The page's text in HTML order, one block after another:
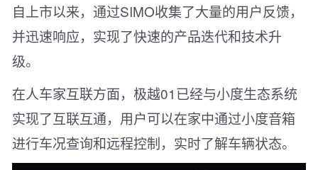
自上市以来，通过SIMO收集了大量的用户反馈，
并迅速响应，实现了快速的产品迭代和技术升
级。
在人车家互联方面，极越01已经与小度生态系统
实现了互联互通，用户可以在家中通过小度音箱
进行车况查询和远程控制，实时了解车辆状态。